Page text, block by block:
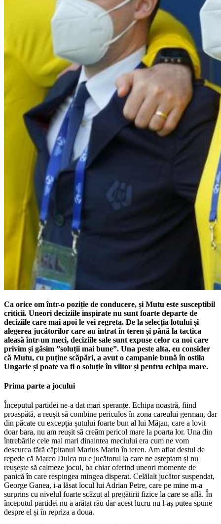
Ca orice om într-o poziție de conducere, și Mutu este susceptibil
criticii. Uneori deciziile inspirate nu sunt foarte departe de
deciziile care mai apoi le vei regreta. De la selecția lotului și
alegerea jucătorilor care au intrat în teren și până la tactica
aleasă într-un meci, deciziile sale sunt expuse celor ca noi care
privim și găsim ”soluții mai bune”. Una peste alta, eu consider
că Mutu, cu puține scăpări, a avut o campanie bună în ostila
Ungarie și poate va fi o soluție în viitor și pentru echipa mare.
Prima parte a jocului
Începutul partidei ne-a dat mari speranțe. Echipa noastră, fiind
proaspătă, a reușit să combine periculos în zona careului german, dar
din păcate cu excepția șutului foarte bun al lui Mățan, care a lovit
doar bara, nu am reușit să creăm pericol mare la poarta lor. Una din
întrebările cele mai mari dinaintea meciului era cum ne vom
descurca fără căpitanul Marius Marin în teren. Am aflat destul de
repede că Marco Dulca nu e jucătorul la care ne așteptam și nu
reușește să calmeze jocul, ba chiar oferind uneori momente de
panică în care respingea mingea disperat. Celălalt jucător suspendat,
George Ganea, i-a lăsat locul lui Adrian Petre, care pe mine m-a
surprins cu nivelul foarte scăzut al pregătirii fizice la care se află. În
începutul partidei nu a arătat rău dar acest lucru nu l-aș putea spune
despre el și în repriza a doua.